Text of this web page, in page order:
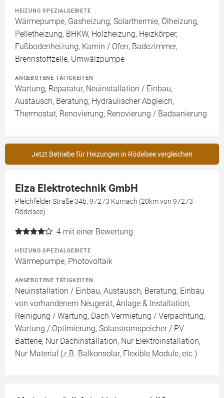
HEIZUNG SPEZIALGEBIETE
Wärmepumpe, Gasheizung, Solarthermie, Ölheizung,
Pelletheizung, BHKW, Holzheizung, Heizkörper,
Fußbodenheizung, Kamin / Ofen, Badezimmer,
Brennstoffzelle, Umwälzpumpe
ANGEBOTENE TÄTIGKEITEN
Wartung, Reparatur, Neuinstallation / Einbau,
Austausch, Beratung, Hydraulischer Abgleich,
Thermostat, Renovierung, Renovierung / Badsanierung
Jetzt Betriebe für Heizungen in Rödelsee vergleichen
Elza Elektrotechnik GmbH
Pleichfelder Straße 34b, 97273 Kürnach (20km von 97273
Rödelsee)
4 mit einer Bewertung
HEIZUNG SPEZIALGEBIETE
Wärmepumpe, Photovoltaik
ANGEBOTENE TÄTIGKEITEN
Neuinstallation / Einbau, Austausch, Beratung, Einbau
von vorhandenem Neugerät, Anlage & Installation,
Reinigung / Wartung, Dach Vermietung / Verpachtung,
Wartung / Optimierung, Solarstromspeicher / PV
Batterie, Nur Dachinstallation, Nur Elektroinstallation,
Nur Material (z.B. Balkonsolar, Flexible Module, etc.)